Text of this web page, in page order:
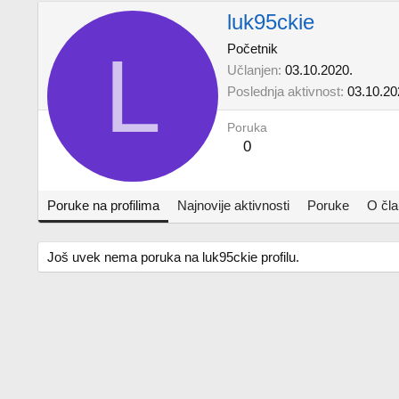
L
luk95ckie
Početnik
Učlanjen 03.10.2020.
Poslednja aktivnost
Poruka
0
Poruke na profilima Najnovije aktivnosti Poruke O
Još uvek nema poruka na luk95ckie profilu.